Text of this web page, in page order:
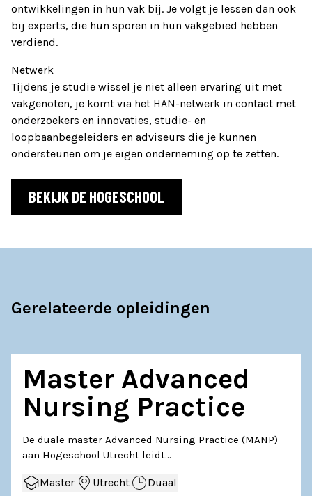
ontwikkelingen in hun vak bij. Je volgt je lessen dan ook
bij experts, die hun sporen in hun vakgebied hebben
verdiend.
Netwerk
Tijdens je studie wissel je niet alleen ervaring uit met
vakgenoten, je komt via het HAN-netwerk in contact met
onderzoekers en innovaties, studie- en
loopbaanbegeleiders en adviseurs die je kunnen
ondersteunen om je eigen onderneming op te zetten.
BEKIJK DE HOGESCHOOL
Gerelateerde opleidingen
Master Advanced
Nursing Practice
De duale master Advanced Nursing Practice (MANP)
aan Hogeschool Utrecht leidt…
Master Utrecht Duaal